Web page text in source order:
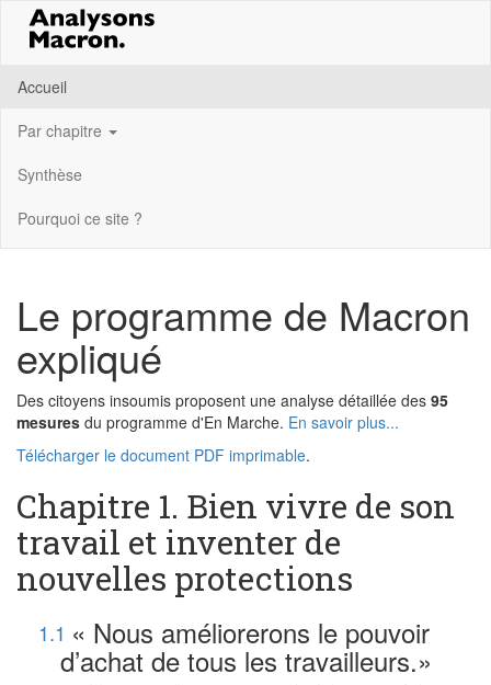
Accueil
Par chapitre
Synthèse
Pourquoi ce site ?
Le programme de Macron
expliqué
Des citoyens insoumis proposent une analyse détaillée des 95
mesures du programme d'En Marche. En savoir plus...
Télécharger le document PDF imprimable.
Chapitre 1. Bien vivre de son
travail et inventer de
nouvelles protections
1.1 « Nous améliorerons le pouvoir
d’achat de tous les travailleurs.»